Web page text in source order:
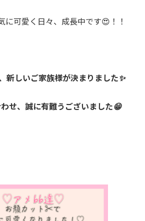
に可愛く日々、成長中です😍！！
新しいご家族様が決まりました✨
せ、誠に有難うございました😁